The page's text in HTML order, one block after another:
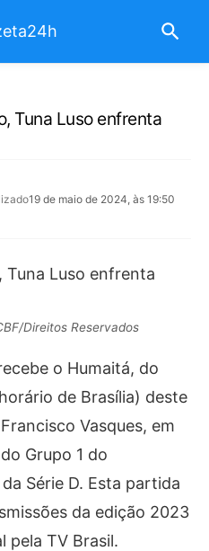
Tuna Luso enfrenta
19 de maio de 2024, às 19:50
Direitos Reservados
o Humaitá, do
de Brasília) deste
Vasques, em
Grupo 1 do
Série D. Esta partida
da edição 2023
pela TV Brasil.